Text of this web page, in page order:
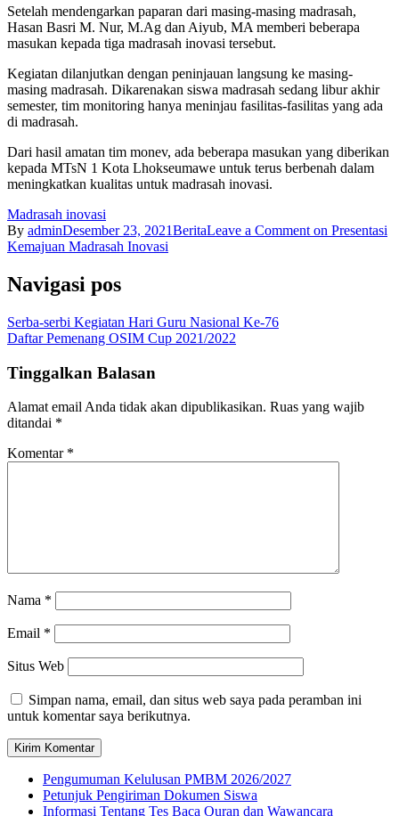
Setelah mendengarkan paparan dari masing-masing madrasah,
Hasan Basri M. Nur, M.Ag dan Aiyub, MA memberi beberapa
masukan kepada tiga madrasah inovasi tersebut.
Kegiatan dilanjutkan dengan peninjauan langsung ke masing-
masing madrasah. Dikarenakan siswa madrasah sedang libur akhir
semester, tim monitoring hanya meninjau fasilitas-fasilitas yang ada
di madrasah.
Dari hasil amatan tim monev, ada beberapa masukan yang diberikan
kepada MTsN 1 Kota Lhokseumawe untuk terus berbenah dalam
meningkatkan kualitas untuk madrasah inovasi.
Madrasah inovasi
By adminDesember 23, 2021BeritaLeave a Comment on Presentasi
Kemajuan Madrasah Inovasi
Navigasi pos
Serba-serbi Kegiatan Hari Guru Nasional Ke-76
Daftar Pemenang OSIM Cup 2021/2022
Tinggalkan Balasan
Alamat email Anda tidak akan dipublikasikan. Ruas yang wajib
ditandai *
Komentar *
Nama *
Email *
Situs Web
Simpan nama, email, dan situs web saya pada peramban ini
untuk komentar saya berikutnya.
Pengumuman Kelulusan PMBM 2026/2027
Petunjuk Pengiriman Dokumen Siswa
Informasi Tentang Tes Baca Quran dan Wawancara